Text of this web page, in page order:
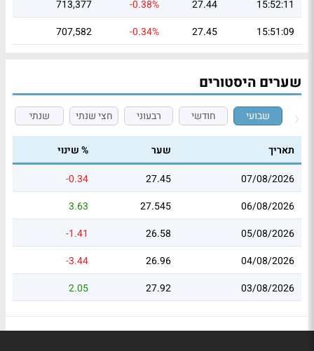
15:52:11
27.44
-0.38%
713,377
15:51:09
27.45
-0.34%
707,582
שערים היסטורים
שבועי חודשי רבעוני חצי שנתי שנתי
תאריך שער
% שינוי
07/08/2026
27.45
-0.34
06/08/2026
27.545
3.63
05/08/2026
26.58
-1.41
04/08/2026
26.96
-3.44
03/08/2026
27.92
2.05